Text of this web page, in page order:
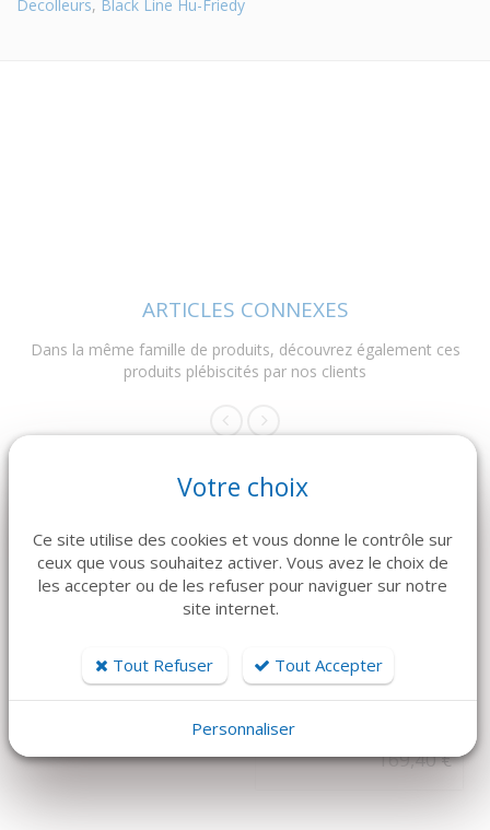
Decolleurs, Black Line Hu-Friedy
ARTICLES CONNEXES
Dans la même famille de produits, découvrez également ces
produits plébiscités par nos clients
FRAISE CX162S x2
Prix sur devis
PROTECTION, 200
ECRANS DE
RECHANGE
169,40 €
Votre choix
Ce site utilise des cookies et vous donne le contrôle sur
ceux que vous souhaitez activer. Vous avez le choix de
les accepter ou de les refuser pour naviguer sur notre
site internet.
Tout Refuser Tout Accepter
Personnaliser